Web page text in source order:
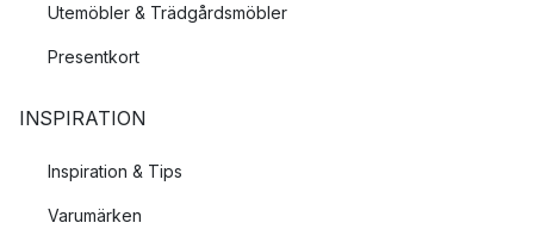
Utemöbler & Trädgårdsmöbler
Presentkort
INSPIRATION
Inspiration & Tips
Varumärken